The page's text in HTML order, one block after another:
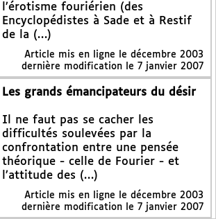
l’érotisme fouriérien (des
Encyclopédistes à Sade et à Restif
de la (…)
Article mis en ligne le décembre 2003
dernière modification le 7 janvier 2007
Les grands émancipateurs du désir
Il ne faut pas se cacher les
difficultés soulevées par la
confrontation entre une pensée
théorique - celle de Fourier - et
l’attitude des (…)
Article mis en ligne le décembre 2003
dernière modification le 7 janvier 2007